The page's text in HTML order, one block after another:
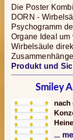
Die Poster
DORN -
Psychogramm
Organe Ideal um
Wirbelsäule
Produkt und
Smiley
nach
...